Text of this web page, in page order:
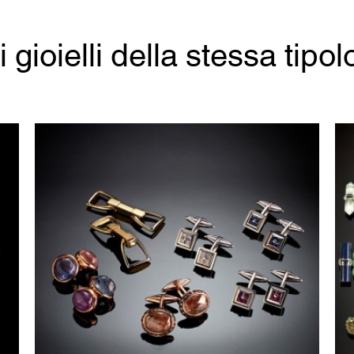
gioielli della stessa